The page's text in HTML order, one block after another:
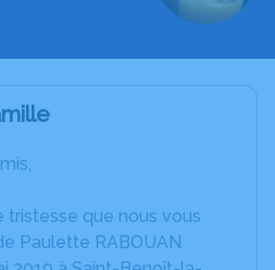
tristesse que nous vous
Paulette RABOUAN